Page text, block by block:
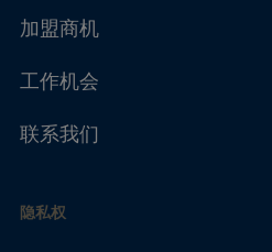
加盟商机
工作机会
联系我们
隐私权